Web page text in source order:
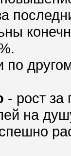
- рост за
на